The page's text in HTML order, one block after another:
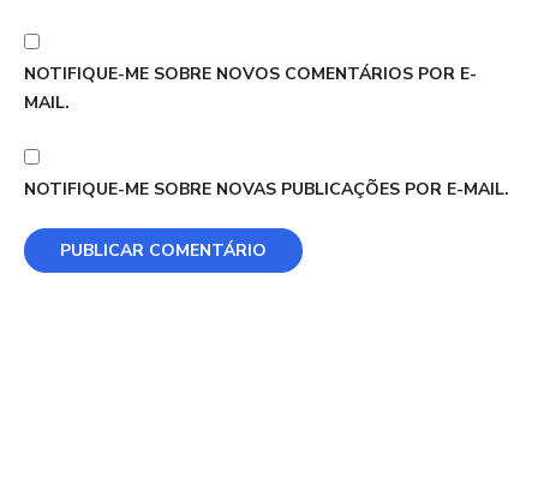
NOTIFIQUE-ME SOBRE NOVOS COMENTÁRIOS POR E-
MAIL.
NOTIFIQUE-ME SOBRE NOVAS PUBLICAÇÕES POR E-MAIL.